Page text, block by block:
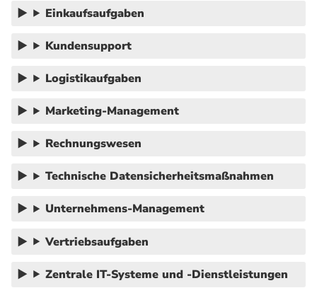
Einkaufsaufgaben
Kundensupport
Logistikaufgaben
Marketing-Management
Rechnungswesen
Technische Datensicherheitsmaßnahmen
Unternehmens-Management
Vertriebsaufgaben
Zentrale IT-Systeme und -Dienstleistungen